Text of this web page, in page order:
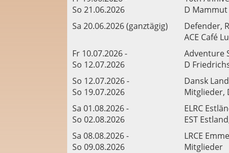
So 21.06.2026
D Mammut
Sa 20.06.2026 (ganztägig)
Defender,
ACE Café
Fr 10.07.2026 -
So 12.07.2026
Adventure
D
So 12.07.2026 -
So 19.07.2026
Dansk
Mitglieder,
Sa 01.08.2026 -
So 02.08.2026
ELRC
EST
Sa 08.08.2026 -
So 09.08.2026
LRCE
Mitglieder